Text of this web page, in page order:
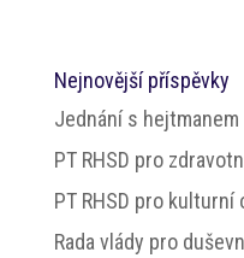
Nejnovější příspěvky
Jednání s
PT RHSD pro
PT RHSD pro kulturní
Rada vlády pro